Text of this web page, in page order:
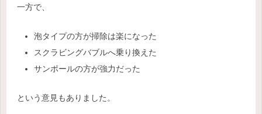
一方で、
泡タイプの方が掃除は楽になった
スクラビングバブルへ乗り換えた
サンポールの方が強力だった
という意見もありました。